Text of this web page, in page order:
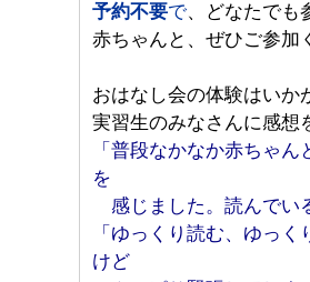
予約不要で、どなたでも
赤ちゃんと、ぜひご参加
おはなし会の体験はいか
実習生のみなさんに感想
「普段なかなか赤ちゃ
を
感じました。読んでい
「ゆっくり読む、ゆっ
けど